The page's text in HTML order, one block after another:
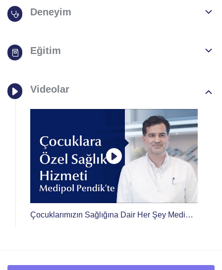
Deneyim
Eğitim
Videolar
Çocuklarımızın Sağlığına Dair Her Şey Medipol